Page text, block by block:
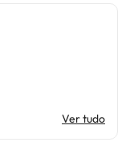
Ver tudo